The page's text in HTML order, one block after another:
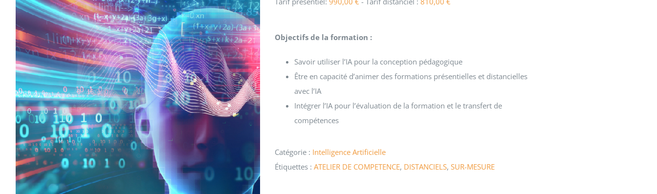
Objectifs de la formation :
Savoir utiliser l’IA pour la conception pédagogique
Être en capacité d’animer des formations présentielles et distancielles
avec l’IA
Intégrer l’IA pour l’évaluation de la formation et le transfert de
compétences
Catégorie : Intelligence Artificielle
Étiquettes : ATELIER DE COMPETENCE, DISTANCIELS, SUR-MESURE